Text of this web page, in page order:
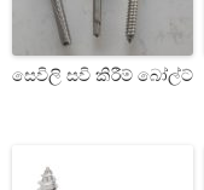
සෙවිලි සවි කිරීම් බෝල්ට්